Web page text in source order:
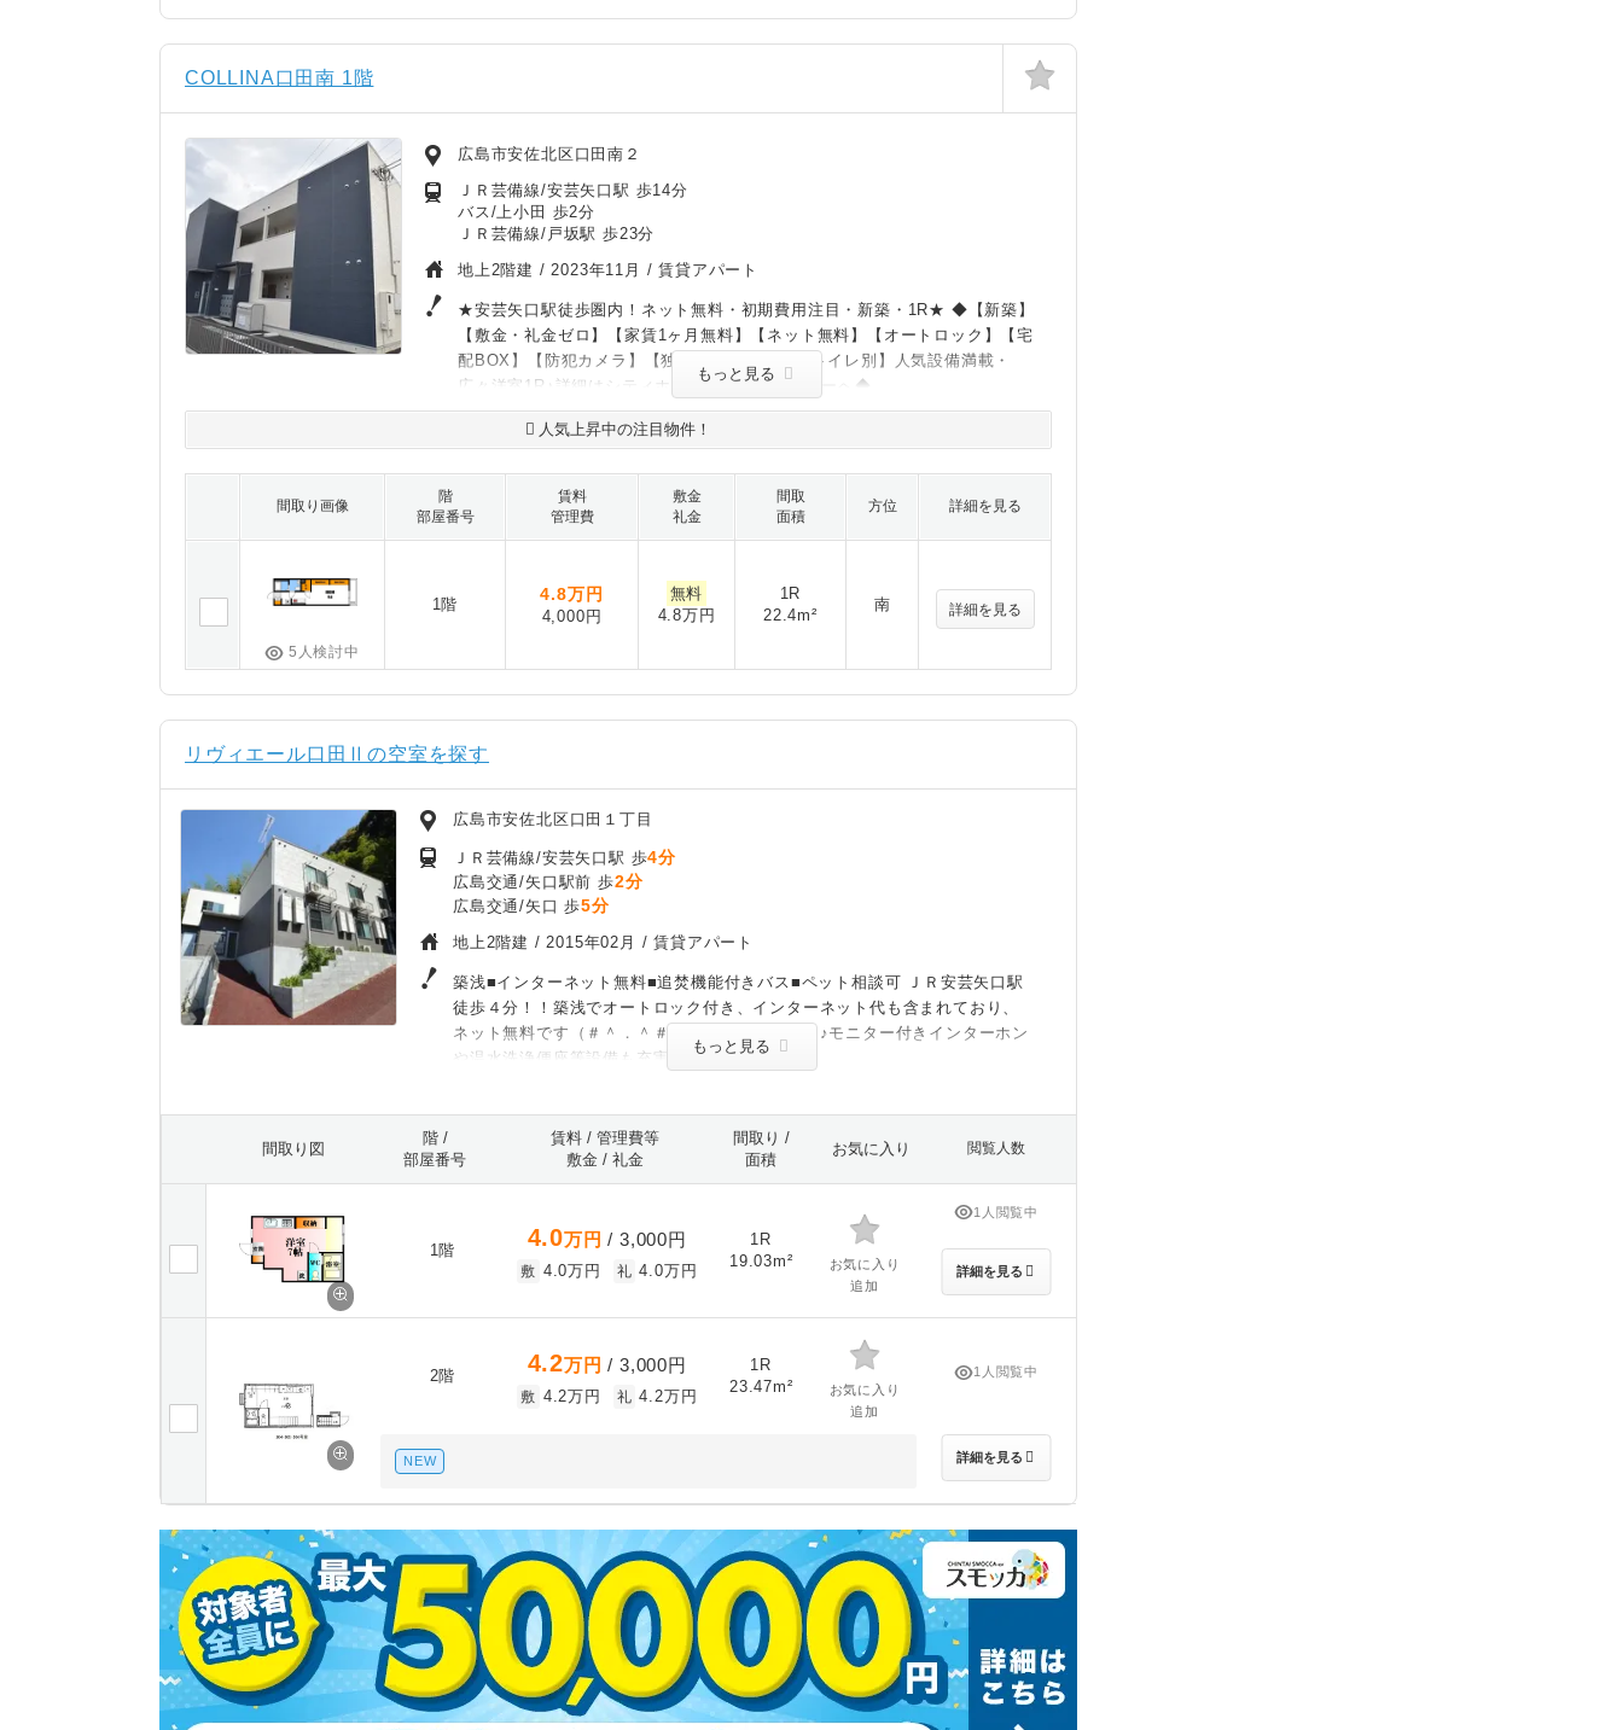
COLLINA口田南 1階
広島市安佐北区口田南２
ＪＲ芸備線/安芸矢口駅 歩14分
バス/上小田 歩2分
ＪＲ芸備線/戸坂駅 歩23分
地上2階建 /2023年11月 / 賃貸アパート
★安芸矢口駅徒歩圏内！ネット無料・初期費用注目・新築・1R★ ◆【新築】
【敷金・礼金ゼロ】【家賃1ヶ月無料】【ネット無料】【オートロック】【宅
配BOX】【防犯カメラ】【独立洗面台】【バストイレ別】人気設備満載・
広々洋室1R♪詳細はシティホーム中筋駅前センターへ◆
もっと見る
人気上昇中の注目物件！
間取り画像
階
部屋番号
賃料
管理費
敷金
礼金
間取
面積
方位 詳細を見る
5人検討中
1階
4.8万円
4,000円
無料
4.8万円
1R
22.4m²
南 詳細を見る
リヴィエール口田Ⅱの空室を探す
広島市安佐北区口田１丁目
ＪＲ芸備線/安芸矢口駅 歩4分
広島交通/矢口駅前 歩2分
広島交通/矢口 歩5分
地上2階建 /2015年02月 / 賃貸アパート
築浅■インターネット無料■追焚機能付きバス■ペット相談可 ＪＲ安芸矢口駅
徒歩４分！！築浅でオートロック付き、インターネット代も含まれており、
ネット無料です（＃＾．＾＃）ペット相談もＯＫ♪モニター付きインターホン
や温水洗浄便座等設備も充実しています♪
もっと見る
間取り図
階 /
部屋番号
賃料 / 管理費等
敷金 / 礼金
間取り /
面積
お気に入り 閲覧人数
1階 4.0万円 / 3,000円
敷 4.0万円 礼 4.0万円
1R
19.03m²
お気に入り
追加
1人閲覧中
詳細を見る
2階 4.2万円 / 3,000円
敷 4.2万円 礼 4.2万円
1R
23.47m²
お気に入り
追加
NEW
1人閲覧中
詳細を見る